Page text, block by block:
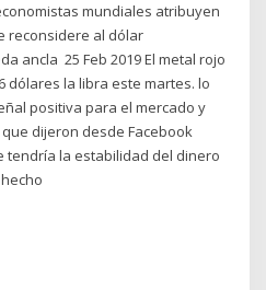
mundiales atribuyen
reconsidere al dólar
ancla 25 Feb 2019 El metal rojo
dólares la libra este martes. lo
positiva para el mercado y
dijeron desde Facebook
tendría la estabilidad del dinero